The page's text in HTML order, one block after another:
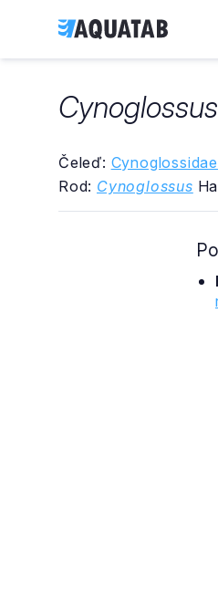
Čeleď: Cynoglossidae
Rod: Cynoglossus